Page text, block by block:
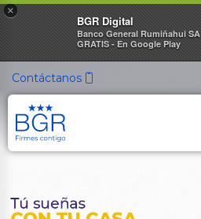
×
BGR Digital
Banco General Rumiñahui SA
GRATIS - En Google Play
Contáctanos
Banca Empresarial